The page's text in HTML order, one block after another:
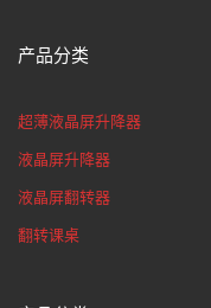
产品分类
超薄液晶屏升降器
液晶屏升降器
液晶屏翻转器
翻转课桌